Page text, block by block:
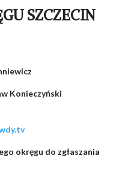
SZCZECIN
Konieczyński
okręgu do zgłaszania